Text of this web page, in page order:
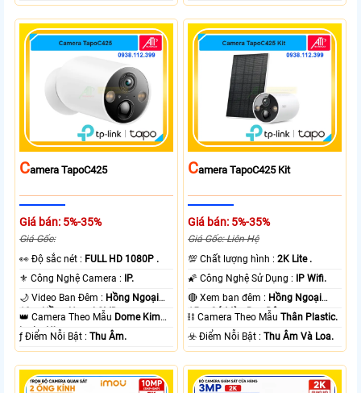
CAmera TapoC425
Giá bán: 5%-35%
Giá Gốc:
️👀 Độ sắc nét : FULL HD 1080P .
⚜️ Công Nghệ Camera :
IP.
🌙 Video Ban Đêm : Hồng Ngoại
10m Hồng Ngoại SMD.
👑 Camera Theo Mẫu Dome Kim
loại + Nhựa.
️ƒ Điểm Nỗi Bật :Thu Âm.
CAmera TapoC425 Kit
Giá bán: 5%-35%
Giá Gốc: Liên Hệ
💯 Chất lượng hình :2K Lite .
🌠 Công Nghệ Sử Dụng :
IP Wifi.
🔴 Xem ban đêm : Hồng Ngoại
15m Có Màu Ban Ðêm.
⛓ Camera Theo MẫuThân Plastic.
️☣️ Điểm Nỗi Bật :Thu Âm Và Loa.